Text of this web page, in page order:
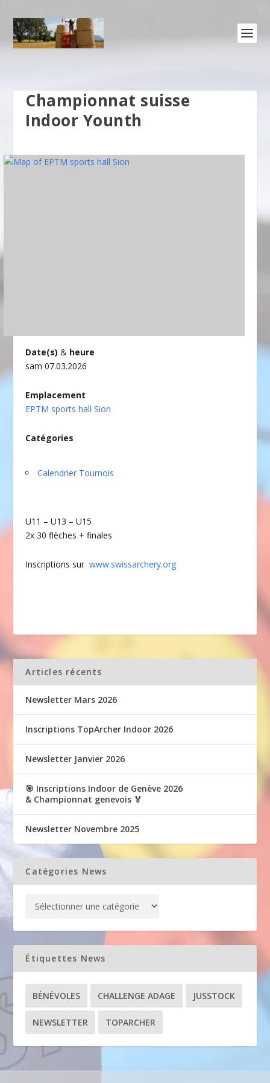
Championnat suisse
Indoor Younth
Date(s) & heure
sam 07.03.2026
Emplacement
EPTM sports hall Sion
Catégories
Calendrier Tournois
U11 – U13 – U15
2x 30 flèches + finales
Inscriptions surwww.swissarchery.org
Articles récents
Newsletter Mars 2026
Inscriptions TopArcher Indoor 2026
Newsletter Janvier 2026
🎯 Inscriptions Indoor de Genève 2026
& Championnat genevois 🏅
Newsletter Novembre 2025
Catégories News
Étiquettes News
BÉNÉVOLES CHALLENGE ADAGE JUSSTOCK
NEWSLETTER TOPARCHER